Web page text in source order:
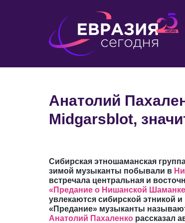
Анатолий
Midgarsblot,
Сибирская этношаманская
зимой музыканты побывали в
встречала центральная и
«Предание о Нишанской
увлекаются сибирской этникой
«Предание» музыканты
Анатолий Пахаленко рассказал